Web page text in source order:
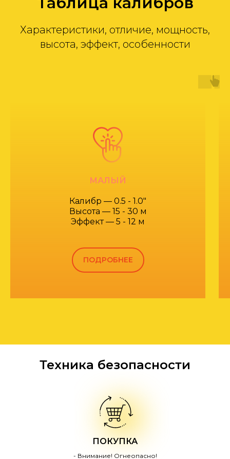
Характеристики, отличие, мощность,
высота, эффект, особенности
МАЛЫЙ
Калибр — 0.5 - 1.0"
Высота — 15 - 30 м
Эффект — 5 - 12 м
ПОДРОБНЕЕ
ПОКУПКА
- Внимание! Огнеопасно!
Техника безопасности